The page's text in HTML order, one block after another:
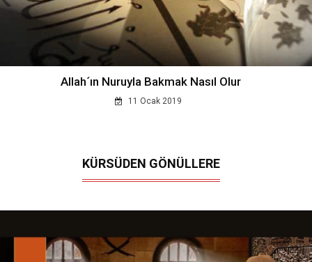
Allah´ın Nuruyla Bakmak Nasıl Olur
11 Ocak 2019
KÜRSÜDEN GÖNÜLLERE